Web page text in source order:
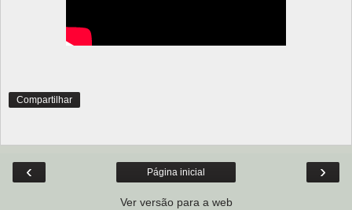
Compartilhar
‹ ›
Página inicial
Ver versão para a web